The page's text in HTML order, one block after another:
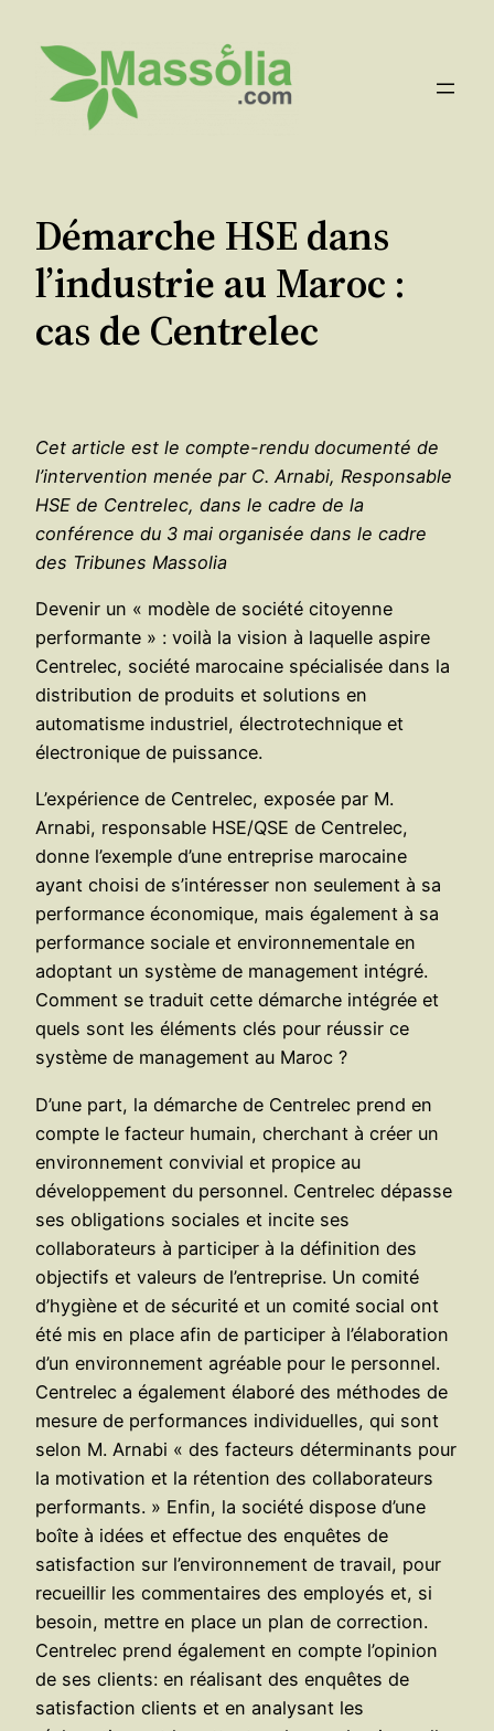
contenu
Démarche HSE dans
l’industrie au Maroc :
cas de Centrelec
Cet article est le compte-rendu documenté de
l’intervention menée par C. Arnabi, Responsable
HSE de Centrelec, dans le cadre de la
conférence du 3 mai organisée dans le cadre
des Tribunes Massolia
Devenir un « modèle de société citoyenne
performante » : voilà la vision à laquelle aspire
Centrelec, société marocaine spécialisée dans la
distribution de produits et solutions en
automatisme industriel, électrotechnique et
électronique de puissance.
L’expérience de Centrelec, exposée par M.
Arnabi, responsable HSE/QSE de Centrelec,
donne l’exemple d’une entreprise marocaine
ayant choisi de s’intéresser non seulement à sa
performance économique, mais également à sa
performance sociale et environnementale en
adoptant un système de management intégré.
Comment se traduit cette démarche intégrée et
quels sont les éléments clés pour réussir ce
système de management au Maroc ?
D’une part, la démarche de Centrelec prend en
compte le facteur humain, cherchant à créer un
environnement convivial et propice au
développement du personnel. Centrelec dépasse
ses obligations sociales et incite ses
collaborateurs à participer à la définition des
objectifs et valeurs de l’entreprise. Un comité
d’hygiène et de sécurité et un comité social ont
été mis en place afin de participer à l’élaboration
d’un environnement agréable pour le personnel.
Centrelec a également élaboré des méthodes de
mesure de performances individuelles, qui sont
selon M. Arnabi « des facteurs déterminants pour
la motivation et la rétention des collaborateurs
performants. » Enfin, la société dispose d’une
boîte à idées et effectue des enquêtes de
satisfaction sur l’environnement de travail, pour
recueillir les commentaires des employés et, si
besoin, mettre en place un plan de correction.
Centrelec prend également en compte l’opinion
de ses clients: en réalisant des enquêtes de
satisfaction clients et en analysant les